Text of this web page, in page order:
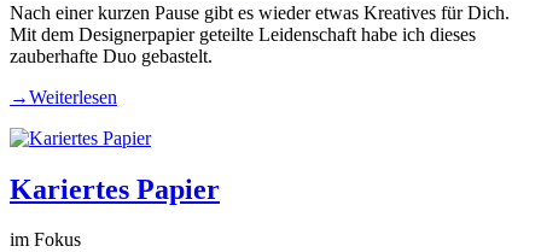
Nach einer kurzen Pause gibt es wieder etwas Kreatives für Dich.
Mit dem Designerpapier geteilte Leidenschaft habe ich dieses
zauberhafte Duo gebastelt.
→Weiterlesen
Kariertes Papier
im Fokus